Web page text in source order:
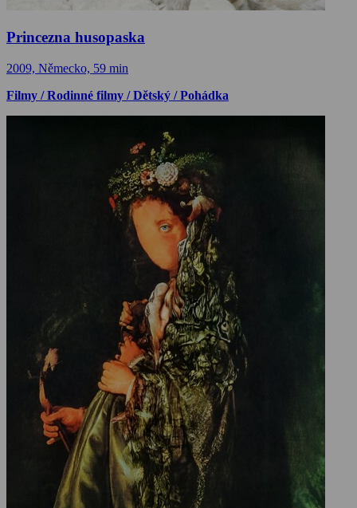
Princezna husopaska
2009, Německo, 59 min
Filmy / Rodinné filmy / Dětský / Pohádka